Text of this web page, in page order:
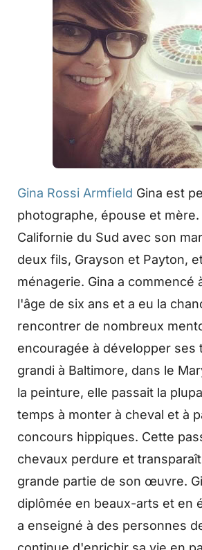
Gina Rossi Armfield Gina est
photographe, épouse et mère.
Californie du Sud avec son
deux fils, Grayson et Payton,
ménagerie. Gina a commencé
l'âge de six ans et a eu la
rencontrer de nombreux
encouragée à développer ses
grandi à Baltimore, dans le
la peinture, elle passait la
temps à monter à cheval et à
concours hippiques. Cette
chevaux perdure et
grande partie de son œuvre.
diplômée en beaux-arts et en
a enseigné à des personnes